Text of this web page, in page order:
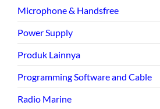
Microphone & Handsfree
Power Supply
Produk Lainnya
Programming Software and Cable
Radio Marine